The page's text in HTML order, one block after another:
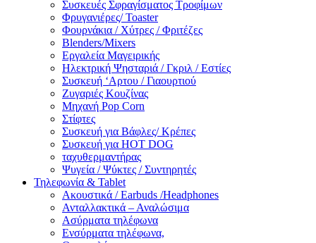
Συσκευές Σφραγίσματος Τροφίμων
Φρυγανιέρες/ Toaster
Φουρνάκια / Χύτρες / Φριτέζες
Blenders/Mixers
Εργαλεία Μαγειρικής
Ηλεκτρική Ψησταριά / Γκριλ / Eστίες
Συσκευή ‘Αρτου / Γιαουρτιού
Ζυγαριές Κουζίνας
Μηχανή Pop Corn
Στίφτες
Συσκευή για Βάφλες/ Κρέπες
Συσκευή για HOT DOG
ταχυθερμαντήρας
Ψυγεία / Ψύκτες / Συντηρητές
Τηλεφωνία & Tablet
Ακουστικά / Earbuds /Headphones
Ανταλλακτικά – Αναλώσιμα
Ασύρματα τηλέφωνα
Ενσύρματα τηλέφωνα,